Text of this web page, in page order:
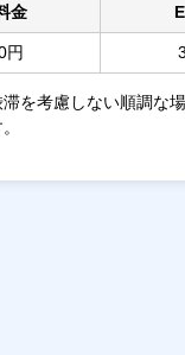
金
円
を考慮しない順調な